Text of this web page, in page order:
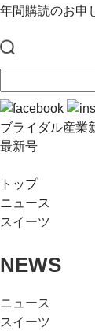
年間購読のお申
ブライダル産業
最新号
トップ
ニュース
スイーツ
NEWS
ニュース
スイーツ